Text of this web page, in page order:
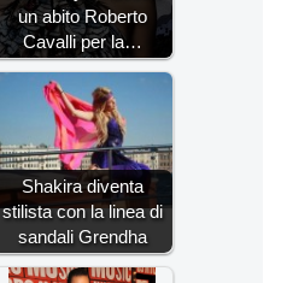
un abito Roberto
Cavalli per la…
Shakira diventa
stilista con la linea di
sandali Grendha